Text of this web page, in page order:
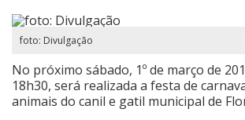
Anuncie
foto: Divulgação
No próximo sábado, 1º de março de
18h30, será realizada a festa de
animais do canil e gatil municipal de